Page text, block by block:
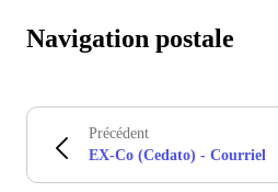
Navigation postale
Précédent
EX-Co (Cedato) - Courriel